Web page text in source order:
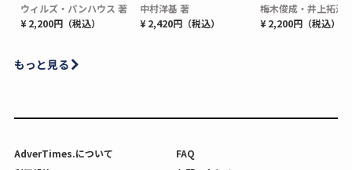
ウィルズ・パンハウス 著
¥ 2,200円（税込）
中村洋基 著
¥ 2,420円（税込）
梅木俊成・井上拓海
¥ 2,200円（税込）
もっと見る
AdverTimes.について
FAQ